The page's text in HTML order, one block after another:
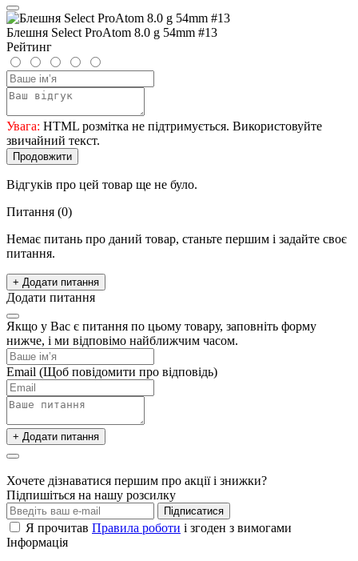
Блешня Select ProAtom 8.0 g 54mm #13
Рейтинг
Увага: HTML розмітка не підтримується. Використовуйте
звичайний текст.
Продовжити
Відгуків про цей товар ще не було.
Питання (0)
Немає питань про даний товар, станьте першим і задайте своє
питання.
+ Додати питання
Додати питання
Якщо у Вас є питання по цьому товару, заповніть форму
нижче, і ми відповімо найближчим часом.
Email (Щоб повідомити про відповідь)
+ Додати питання
Хочете дізнаватися першим про акції і знижки?
Підпишіться на нашу розсилку
Підписатися
Я прочитав Правила роботи і згоден з вимогами
Інформація